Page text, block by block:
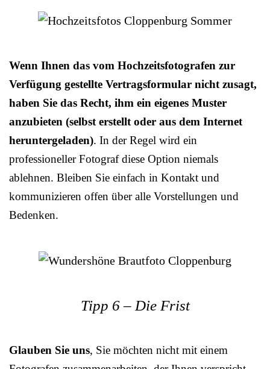
Wenn Ihnen das vom Hochzeitsfotografen zur
Verfügung gestellte Vertragsformular nicht zusagt,
haben Sie das Recht, ihm ein eigenes Muster
anzubieten (selbst erstellt oder aus dem Internet
heruntergeladen). In der Regel wird ein
professioneller Fotograf diese Option niemals
ablehnen. Bleiben Sie einfach in Kontakt und
kommunizieren offen über alle Vorstellungen und
Bedenken.
Tipp 6 – Die Frist
Glauben Sie uns, Sie möchten nicht mit einem